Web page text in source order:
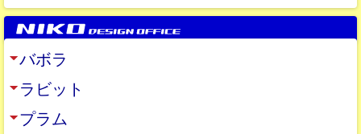
バボラ
ラビット
プラム